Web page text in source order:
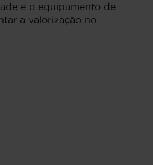
e o equipamento de
a valorização no